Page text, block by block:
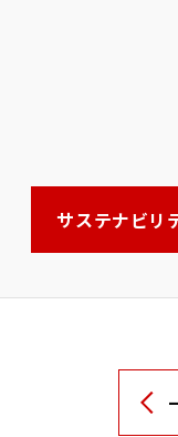
サステナビリ